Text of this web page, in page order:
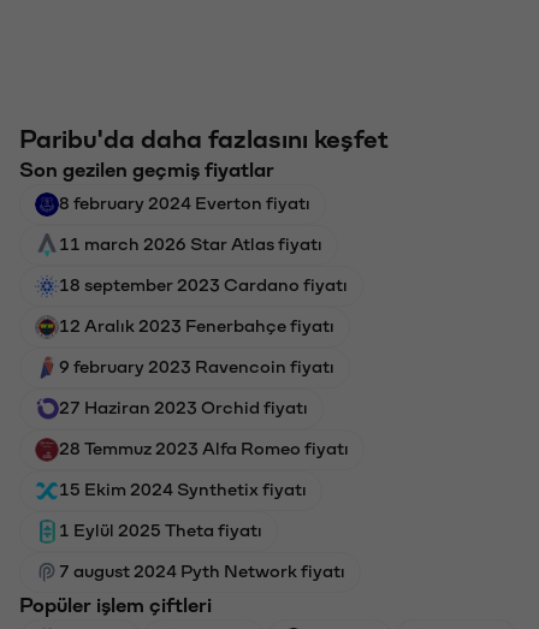
Paribu'da daha fazlasını keşfet
Son gezilen geçmiş fiyatlar
8 february 2024 Everton fiyatı
11 march 2026 Star Atlas fiyatı
18 september 2023 Cardano fiyatı
12 Aralık 2023 Fenerbahçe fiyatı
9 february 2023 Ravencoin fiyatı
27 Haziran 2023 Orchid fiyatı
28 Temmuz 2023 Alfa Romeo fiyatı
15 Ekim 2024 Synthetix fiyatı
1 Eylül 2025 Theta fiyatı
7 august 2024 Pyth Network fiyatı
Popüler işlem çiftleri